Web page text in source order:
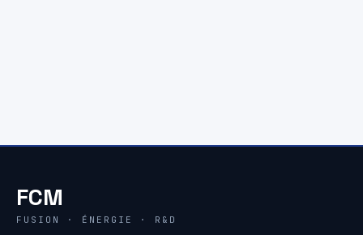
FCM
FUSION · ÉNERGIE · R&D